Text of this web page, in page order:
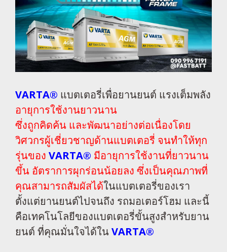
VARTA® แบตเตอรี่เพื่อยานยนต์ แรงเต็มพลัง
อายุการใช้งานยาวนาน
ซึ่งถูกคิดค้น และพัฒนาอย่างต่อเนื่องโดย
วิศวกรผู้เชี่ยวชาญด้านแบตเตอรี่ จนทำให้ทุก
รุ่นของ VARTA® มีอายุการใช้งานที่ยาวนาน
ขึ้น อัตราการผุกร่อนน้อยลง ซึ่งเป็นคุณภาพที่
คุณสามารถสัมผัสได้ในแบตเตอรี่ของเรา
ตั้งแต่ยานยนต์ไปจนถึง รถมอเตอร์โฮม และนี้
คือเทคโนโลยีของแบตเตอรี่ขั้นสูงสำหรับยาน
ยนต์ ที่คุณมั่นใจได้ในVARTA®